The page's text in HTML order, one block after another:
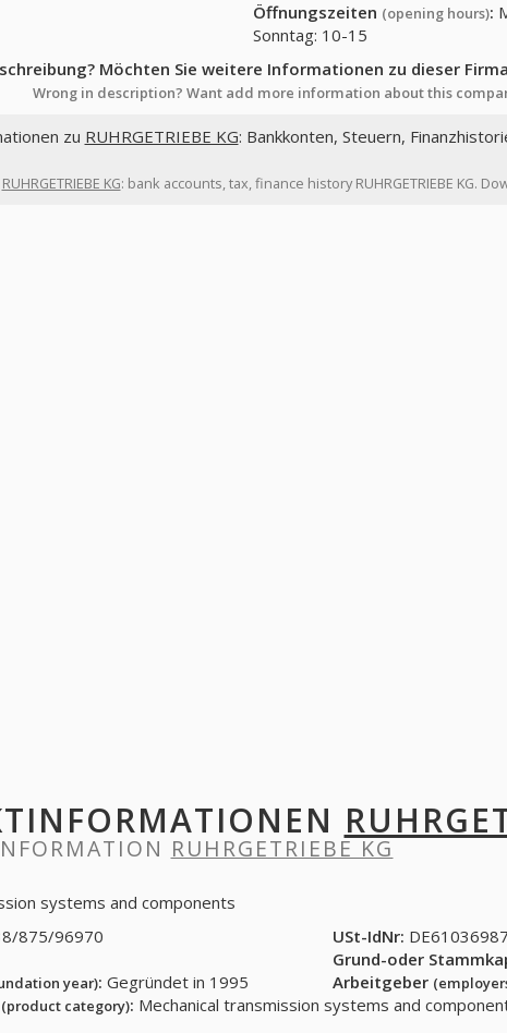
Öffnungszeiten (opening hours):
Sonntag: 10-15
Möchten Sie weitere Informationen zu dieser
Wrong in description? Want add more information about this
zu RUHRGETRIEBE KG: Bankkonten, Steuern,
RUHRGETRIEBE KG: bank accounts, tax, finance history RUHRGETRIEBE KG.
RUHRGETRIEBE KG
systems and components
875/96970 USt-IdNr:
Grund-oder
year): Gegründet in 1995 Arbeitgeber
(product category): Mechanical transmission systems and